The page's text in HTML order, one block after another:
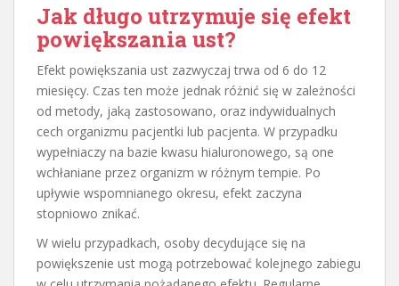
Jak długo utrzymuje się efekt
powiększania ust?
Efekt powiększania ust zazwyczaj trwa od 6 do 12
miesięcy. Czas ten może jednak różnić się w zależności
od metody, jaką zastosowano, oraz indywidualnych
cech organizmu pacjentki lub pacjenta. W przypadku
wypełniaczy na bazie kwasu hialuronowego, są one
wchłaniane przez organizm w różnym tempie. Po
upływie wspomnianego okresu, efekt zaczyna
stopniowo znikać.
W wielu przypadkach, osoby decydujące się na
powiększenie ust mogą potrzebować kolejnego zabiegu